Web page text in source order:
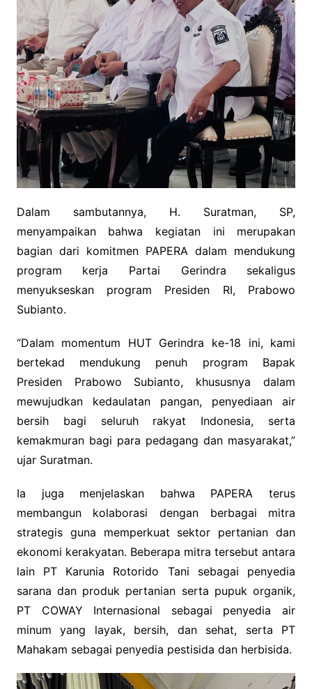
Dalam sambutannya, H. Suratman, SP,
menyampaikan bahwa kegiatan ini merupakan
bagian dari komitmen PAPERA dalam mendukung
program kerja Partai Gerindra sekaligus
menyukseskan program Presiden RI, Prabowo
Subianto.
“Dalam momentum HUT Gerindra ke-18 ini, kami
bertekad mendukung penuh program Bapak
Presiden Prabowo Subianto, khususnya dalam
mewujudkan kedaulatan pangan, penyediaan air
bersih bagi seluruh rakyat Indonesia, serta
kemakmuran bagi para pedagang dan masyarakat,”
ujar Suratman.
Ia juga menjelaskan bahwa PAPERA terus
membangun kolaborasi dengan berbagai mitra
strategis guna memperkuat sektor pertanian dan
ekonomi kerakyatan. Beberapa mitra tersebut antara
lain PT Karunia Rotorido Tani sebagai penyedia
sarana dan produk pertanian serta pupuk organik,
PT COWAY Internasional sebagai penyedia air
minum yang layak, bersih, dan sehat, serta PT
Mahakam sebagai penyedia pestisida dan herbisida.